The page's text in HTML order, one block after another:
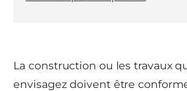
La construction ou les travaux
envisagez doivent être